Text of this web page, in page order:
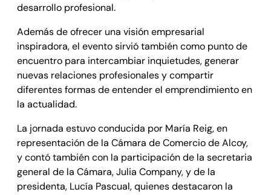
desarrollo profesional.
Además de ofrecer una visión empresarial
inspiradora, el evento sirvió también como punto de
encuentro para intercambiar inquietudes, generar
nuevas relaciones profesionales y compartir
diferentes formas de entender el emprendimiento en
la actualidad.
La jornada estuvo conducida por María Reig, en
representación de la Cámara de Comercio de Alcoy,
y contó también con la participación de la secretaria
general de la Cámara, Julia Company, y de la
presidenta, Lucía Pascual, quienes destacaron la